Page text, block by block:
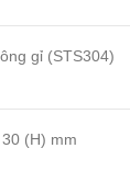
gỉ (STS304)
(H) mm